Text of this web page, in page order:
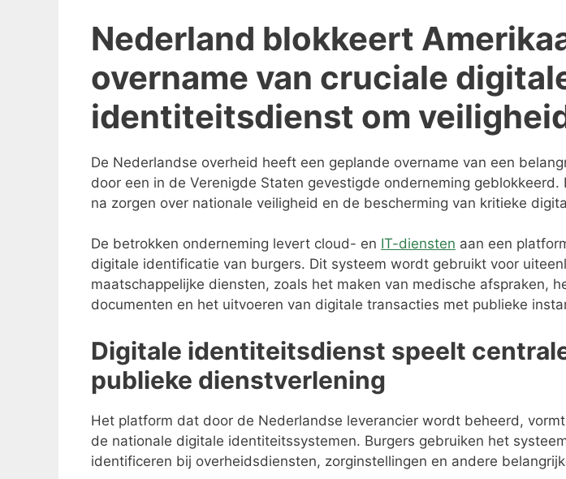
Nederland blokkeert
overname van cruciale
identiteitsdienst om
De Nederlandse overheid heeft een geplande overname van een
door een in de Verenigde Staten gevestigde onderneming
na zorgen over nationale veiligheid en de bescherming van kritieke
De betrokken onderneming levert cloud- en IT-diensten aan een
digitale identificatie van burgers. Dit systeem wordt gebruikt voor
maatschappelijke diensten, zoals het maken van medische afspraken,
documenten en het uitvoeren van digitale transacties met publieke
Digitale identiteitsdienst speelt
publieke dienstverlening
Het platform dat door de Nederlandse leverancier wordt beheerd,
de nationale digitale identiteitssystemen. Burgers gebruiken het
identificeren bij overheidsdiensten, zorginstellingen en andere